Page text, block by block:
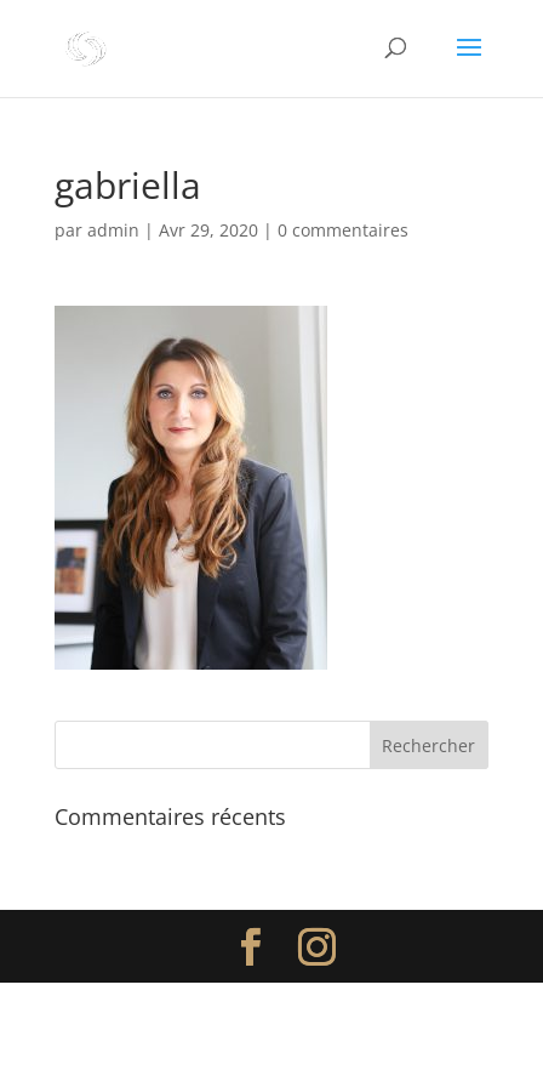
gabriella
par admin | Avr 29, 2020| 0 commentaires
Commentaires récents